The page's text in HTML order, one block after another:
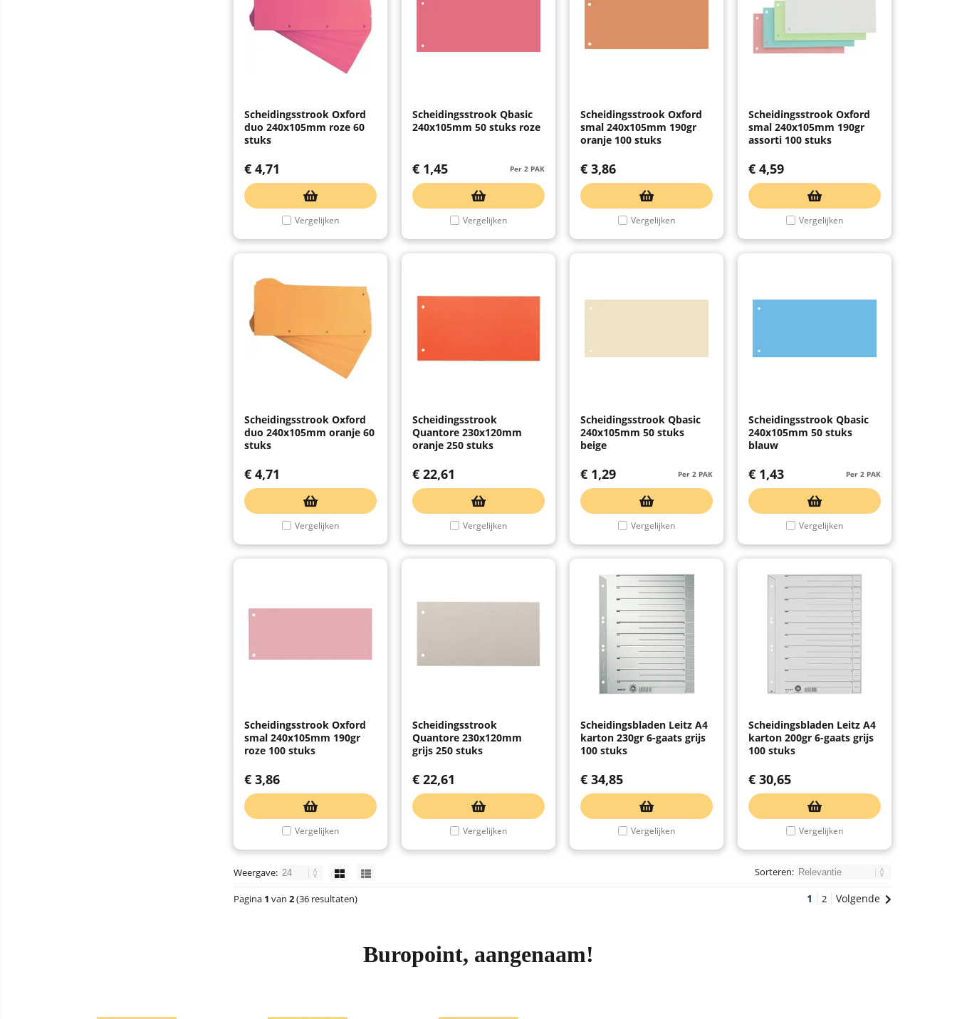
Scheidingsstrook Oxford
duo 240x105mm roze 60
stuks
€ 4,71
Vergelijken
Scheidingsstrook Qbasic
240x105mm 50 stuks roze
Per 2 PAK
€ 1,45
Vergelijken
Scheidingsstrook Oxford
smal 240x105mm 190gr
oranje 100 stuks
€ 3,86
Vergelijken
Scheidingsstrook Oxford
smal 240x105mm 190gr
assorti 100 stuks
€ 4,59
Vergelijken
Scheidingsstrook Oxford
duo 240x105mm oranje 60
stuks
€ 4,71
Vergelijken
Scheidingsstrook
Quantore 230x120mm
oranje 250 stuks
€ 22,61
Vergelijken
Scheidingsstrook Qbasic
240x105mm 50 stuks
beige
Per 2 PAK
€ 1,29
Vergelijken
Scheidingsstrook Qbasic
240x105mm 50 stuks
blauw
Per 2 PAK
€ 1,43
Vergelijken
Scheidingsstrook Oxford
smal 240x105mm 190gr
roze 100 stuks
€ 3,86
Vergelijken
Scheidingsstrook
Quantore 230x120mm
grijs 250 stuks
€ 22,61
Vergelijken
Scheidingsbladen Leitz A4
karton 230gr 6-gaats grijs
100 stuks
€ 34,85
Vergelijken
Scheidingsbladen Leitz A4
karton 200gr 6-gaats grijs
100 stuks
€ 30,65
Vergelijken
Weergave: Sorteren:
Pagina 1 van 2(36 resultaten) 1 2 Volgende
Buropoint, aangenaam!